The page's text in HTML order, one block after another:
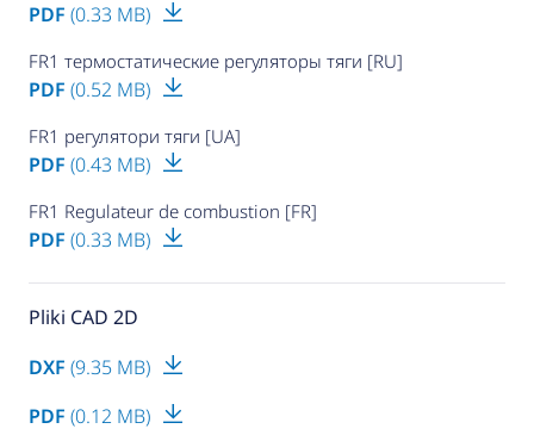
PDF (0.33 MB)
FR1 термостатические регуляторы тяги [RU]
PDF (0.52 MB)
FR1 регулятори тяги [UA]
PDF (0.43 MB)
FR1 Regulateur de combustion [FR]
PDF (0.33 MB)
Pliki CAD 2D
DXF (9.35 MB)
PDF (0.12 MB)